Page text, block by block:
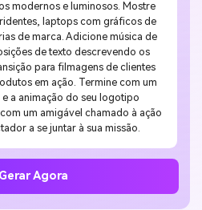
modernos e luminosos. Mostre
laptops com gráficos de
de marca. Adicione música de
de texto descrevendo os
para filmagens de clientes
em ação. Termine com um
a animação do seu logotipo
um amigável chamado à ação
a se juntar à sua missão.
Gerar Agora